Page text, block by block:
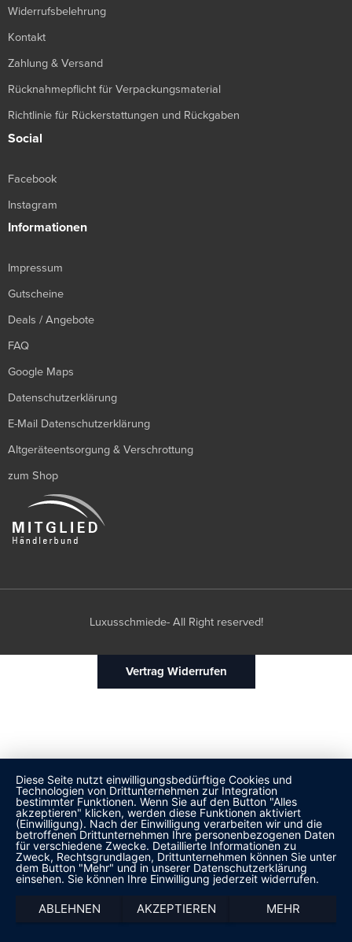
Widerrufsbelehrung
Kontakt
Zahlung & Versand
Rücknahmepflicht für Verpackungsmaterial
Richtlinie für Rückerstattungen und Rückgaben
Social
Facebook
Instagram
Informationen
Impressum
Gutscheine
Deals / Angebote
FAQ
Google Maps
Datenschutzerklärung
E-Mail Datenschutzerklärung
Altgeräteentsorgung & Verschrottung
zum Shop
Luxusschmiede- All Right reserved!
Vertrag Widerrufen
Diese Seite nutzt einwilligungsbedürftige Cookies und
Technologien von Drittunternehmen zur Integration
bestimmter Funktionen. Wenn Sie auf den Button "Alles
akzeptieren" klicken, werden diese Funktionen aktiviert
(Einwilligung). Nach der Einwilligung verarbeiten wir und die
betroffenen Drittunternehmen Ihre personenbezogenen Daten
für verschiedene Zwecke. Detaillierte Informationen zu
Zweck, Rechtsgrundlagen, Drittunternehmen können Sie unter
dem Button "Mehr" und in unserer Datenschutzerklärung
einsehen. Sie können Ihre Einwilligung jederzeit widerrufen.
ABLEHNEN AKZEPTIEREN MEHR